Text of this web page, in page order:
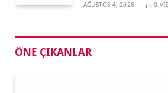
AĞUSTOS 4, 2026 0
ÖNE ÇIKANLAR